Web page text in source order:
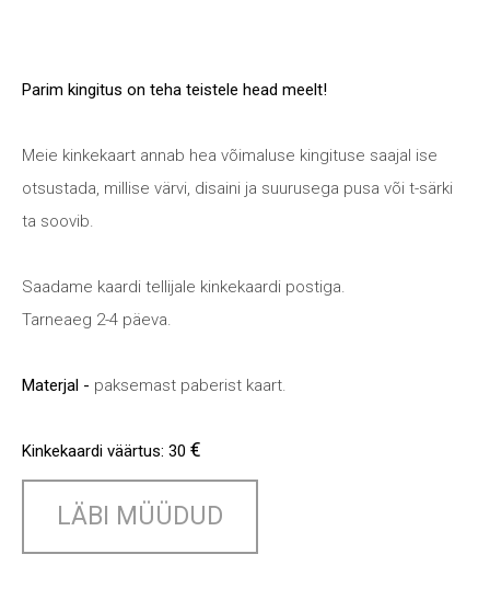
Parim kingitus on teha teistele head meelt!
Meie kinkekaart annab hea võimaluse kingituse saajal ise
otsustada, millise värvi, disaini ja suurusega pusa või t-särki
ta soovib.
Saadame kaardi tellijale kinkekaardi postiga.
Tarneaeg 2-4 päeva.
Materjal - paksemast paberist kaart.
Kinkekaardi väärtus: 30 €
LÄBI MÜÜDUD